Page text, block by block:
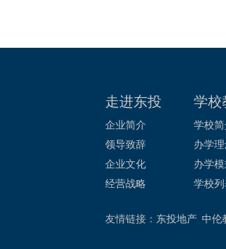
走进东投
企业简介
领导致辞
企业文化
经营战略
学校
学校
办学
办学
学校
友情链接： 东投地产 中伦